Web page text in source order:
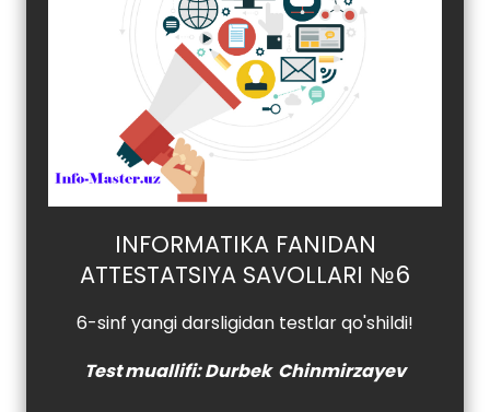
INFORMATIKA FANIDAN
ATTESTATSIYA SAVOLLARI №6
6-sinf yangi darsligidan testlar qo'shildi!
Test muallifi: Durbek Chinmirzayev